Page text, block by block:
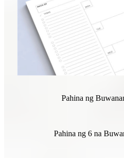
Pahina ng
Pahina ng 6 na